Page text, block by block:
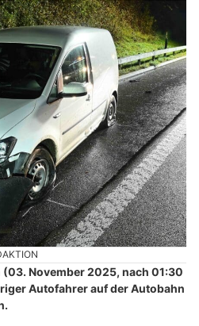
November 2025, nach 01:30
Autofahrer auf der Autobahn